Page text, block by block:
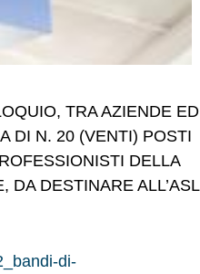
TRA AZIENDE ED
DI N. 20 (VENTI) POSTI
DELLA
DESTINARE ALL’ASL
di-